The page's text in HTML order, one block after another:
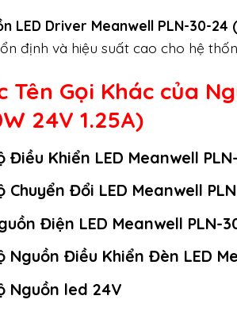
LED Driver Meanwell PLN-30-24
định và hiệu suất cao cho hệ
Tên Gọi Khác của
24V 1.25A)
Điều Khiển LED Meanwell
Chuyển Đổi LED Meanwell
Điện LED Meanwell PLN-
Nguồn Điều Khiển Đèn LED
Nguồn led 24V